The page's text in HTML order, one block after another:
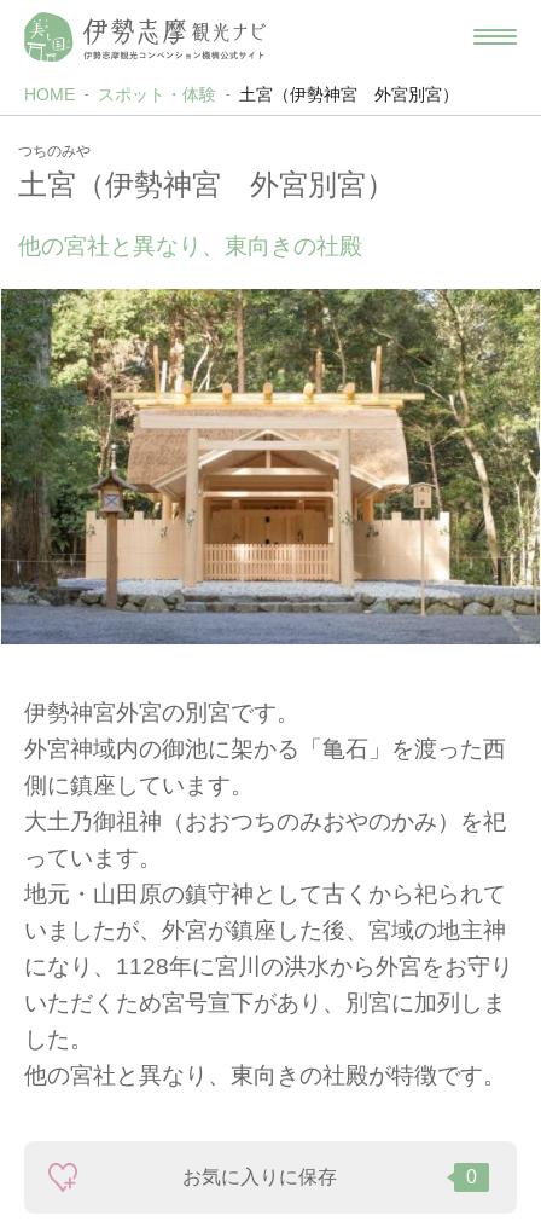
HOME スポット・体験 土宮（伊勢神宮 外宮別宮）
つちのみや
土宮（伊勢神宮 外宮別宮）
他の宮社と異なり、東向きの社殿
伊勢神宮外宮の別宮です。
外宮神域内の御池に架かる「亀石」を渡った西
側に鎮座しています。
大土乃御祖神（おおつちのみおやのかみ）を祀
っています。
地元・山田原の鎮守神として古くから祀られて
いましたが、外宮が鎮座した後、宮域の地主神
になり、1128年に宮川の洪水から外宮をお守り
いただくため宮号宣下があり、別宮に加列しま
した。
他の宮社と異なり、東向きの社殿が特徴です。
お気に入りに保存 0